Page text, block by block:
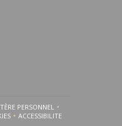
PERSONNEL
FENÊTRE))
UNE NOUVELLE FENÊTRE))
ACCESSIBILITE((OUVRE UNE NOUVELLE